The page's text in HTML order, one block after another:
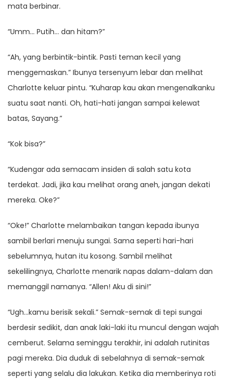
mata berbinar.
“Umm… Putih… dan hitam?”
“Ah, yang berbintik-bintik. Pasti teman kecil yang
menggemaskan.” Ibunya tersenyum lebar dan melihat
Charlotte keluar pintu. “Kuharap kau akan mengenalkanku
suatu saat nanti. Oh, hati-hati jangan sampai kelewat
batas, Sayang.”
“Kok bisa?”
“Kudengar ada semacam insiden di salah satu kota
terdekat. Jadi, jika kau melihat orang aneh, jangan dekati
mereka. Oke?”
“Oke!” Charlotte melambaikan tangan kepada ibunya
sambil berlari menuju sungai. Sama seperti hari-hari
sebelumnya, hutan itu kosong. Sambil melihat
sekelilingnya, Charlotte menarik napas dalam-dalam dan
memanggil namanya. “Allen! Aku di sini!”
“Ugh…kamu berisik sekali.” Semak-semak di tepi sungai
berdesir sedikit, dan anak laki-laki itu muncul dengan wajah
cemberut. Selama seminggu terakhir, ini adalah rutinitas
pagi mereka. Dia duduk di sebelahnya di semak-semak
seperti yang selalu dia lakukan. Ketika dia memberinya roti